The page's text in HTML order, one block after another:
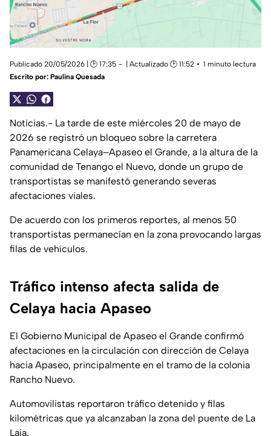
Publicado 20/05/2026 | 🕑 17:35 | Actualizado 🕑 11:52
1 minuto lectura
Escrito por: Paulina Quesada
Noticias.- La tarde de este miércoles 20 de mayo de
2026 se registró un bloqueo sobre la carretera
Panamericana Celaya–Apaseo el Grande, a la altura de la
comunidad de Tenango el Nuevo, donde un grupo de
transportistas se manifestó generando severas
afectaciones viales.
De acuerdo con los primeros reportes, al menos 50
transportistas permanecían en la zona provocando largas
filas de vehículos.
Tráfico intenso afecta salida de
Celaya hacia Apaseo
El Gobierno Municipal de Apaseo el Grande confirmó
afectaciones en la circulación con dirección de Celaya
hacia Apaseo, principalmente en el tramo de la colonia
Rancho Nuevo.
Automovilistas reportaron tráfico detenido y filas
kilométricas que ya alcanzaban la zona del puente de La
Laja.